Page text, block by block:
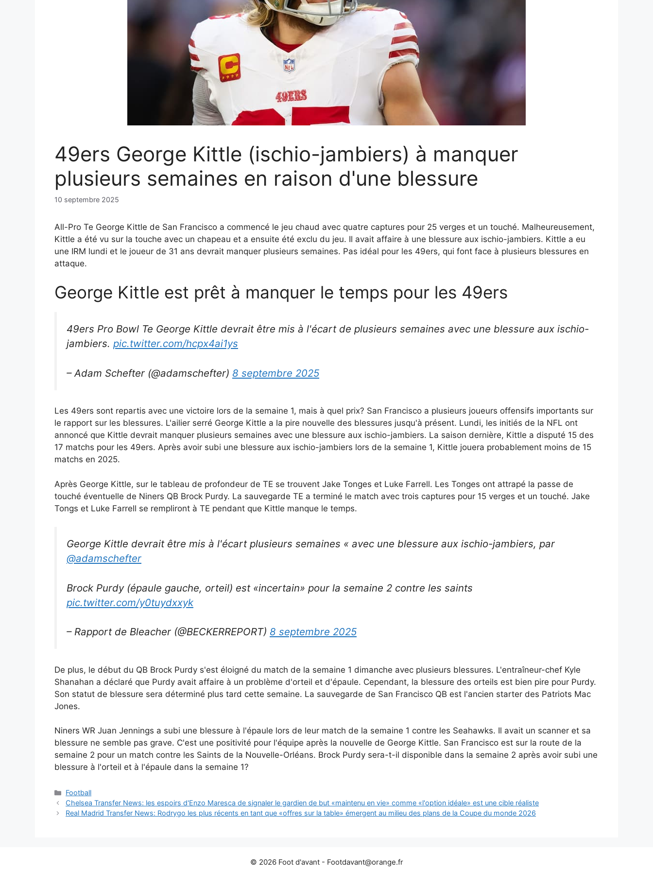
49ers George Kittle (ischio-jambiers) à manquer
plusieurs semaines en raison d'une blessure
10 septembre 2025
All-Pro Te George Kittle de San Francisco a commencé le jeu chaud avec quatre captures pour 25 verges et un touché. Malheureusement,
Kittle a été vu sur la touche avec un chapeau et a ensuite été exclu du jeu. Il avait affaire à une blessure aux ischio-jambiers. Kittle a eu
une IRM lundi et le joueur de 31 ans devrait manquer plusieurs semaines. Pas idéal pour les 49ers, qui font face à plusieurs blessures en
attaque.
George Kittle est prêt à manquer le temps pour les 49ers
49ers Pro Bowl Te George Kittle devrait être mis à l'écart de plusieurs semaines avec une blessure aux ischio-
jambiers. pic.twitter.com/hcpx4ai1ys
– Adam Schefter (@adamschefter) 8 septembre 2025
Les 49ers sont repartis avec une victoire lors de la semaine 1, mais à quel prix? San Francisco a plusieurs joueurs offensifs importants sur
le rapport sur les blessures. L'ailier serré George Kittle a la pire nouvelle des blessures jusqu'à présent. Lundi, les initiés de la NFL ont
annoncé que Kittle devrait manquer plusieurs semaines avec une blessure aux ischio-jambiers. La saison dernière, Kittle a disputé 15 des
17 matchs pour les 49ers. Après avoir subi une blessure aux ischio-jambiers lors de la semaine 1, Kittle jouera probablement moins de 15
matchs en 2025.
Après George Kittle, sur le tableau de profondeur de TE se trouvent Jake Tonges et Luke Farrell. Les Tonges ont attrapé la passe de
touché éventuelle de Niners QB Brock Purdy. La sauvegarde TE a terminé le match avec trois captures pour 15 verges et un touché. Jake
Tongs et Luke Farrell se rempliront à TE pendant que Kittle manque le temps.
George Kittle devrait être mis à l'écart plusieurs semaines « avec une blessure aux ischio-jambiers, par
@adamschefter
Brock Purdy (épaule gauche, orteil) est «incertain» pour la semaine 2 contre les saints
pic.twitter.com/y0tuydxxyk
– Rapport de Bleacher (@BECKERREPORT) 8 septembre 2025
De plus, le début du QB Brock Purdy s'est éloigné du match de la semaine 1 dimanche avec plusieurs blessures. L'entraîneur-chef Kyle
Shanahan a déclaré que Purdy avait affaire à un problème d'orteil et d'épaule. Cependant, la blessure des orteils est bien pire pour Purdy.
Son statut de blessure sera déterminé plus tard cette semaine. La sauvegarde de San Francisco QB est l'ancien starter des Patriots Mac
Jones.
Niners WR Juan Jennings a subi une blessure à l'épaule lors de leur match de la semaine 1 contre les Seahawks. Il avait un scanner et sa
blessure ne semble pas grave. C'est une positivité pour l'équipe après la nouvelle de George Kittle. San Francisco est sur la route de la
semaine 2 pour un match contre les Saints de la Nouvelle-Orléans. Brock Purdy sera-t-il disponible dans la semaine 2 après avoir subi une
blessure à l'orteil et à l'épaule dans la semaine 1?
Catégories
Football
Chelsea Transfer News: les espoirs d'Enzo Maresca de signaler le gardien de but «maintenu en vie» comme «l'option idéale» est une cible réaliste
Real Madrid Transfer News: Rodrygo les plus récents en tant que «offres sur la table» émergent au milieu des plans de la Coupe du monde 2026
© 2026 Foot d'avant - Footdavant@orange.fr